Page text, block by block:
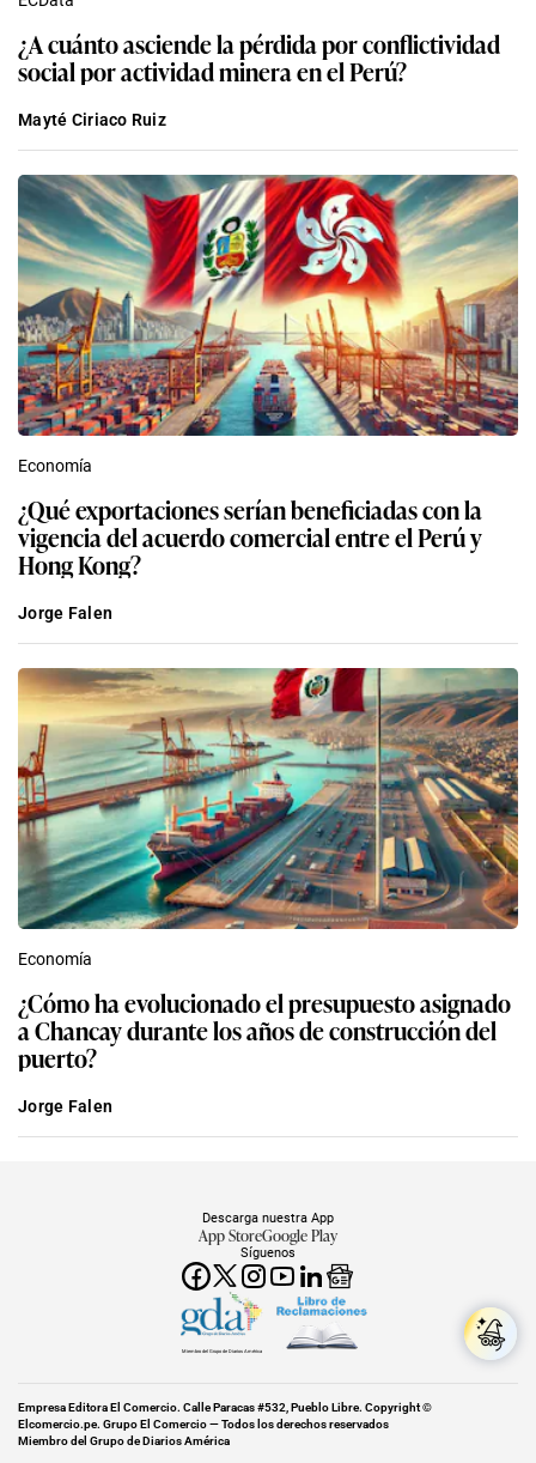
¿A cuánto asciende la pérdida por conflictividad
social por actividad minera en el Perú?
Mayté Ciriaco Ruiz
Economía
¿Qué exportaciones serían beneficiadas con la
vigencia del acuerdo comercial entre el Perú y
Hong Kong?
Jorge Falen
Economía
¿Cómo ha evolucionado el presupuesto asignado
a Chancay durante los años de construcción del
puerto?
Jorge Falen
Síguenos
Descarga nuestra App
App StoreGoogle Play
Miembro del Grupo de Diarios América
Empresa Editora El Comercio. Calle Paracas #532, Pueblo Libre. Copyright ©
Elcomercio.pe. Grupo El Comercio — Todos los derechos reservados
Miembro del Grupo de Diarios América